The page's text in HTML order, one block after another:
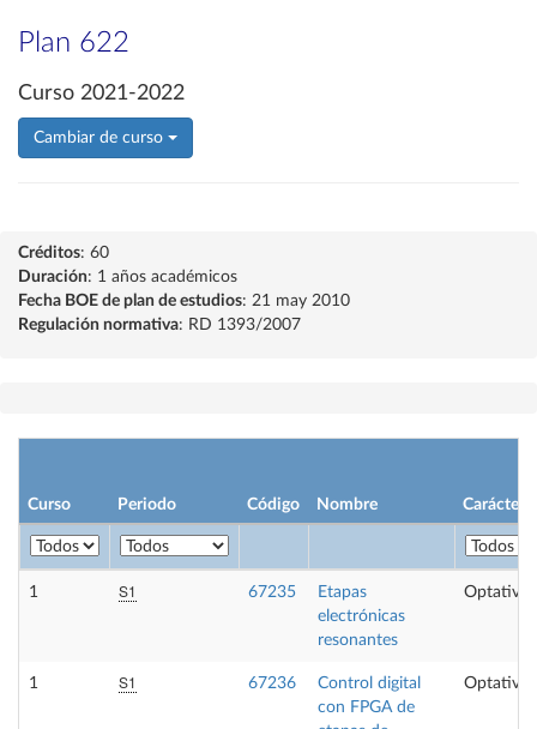
Plan 622
Curso 2021-2022
Cambiar de curso
Créditos: 60
Duración: 1 años académicos
Fecha BOE de plan de estudios: 21 may 2010
Regulación normativa: RD 1393/2007
Curso Periodo Código Nombre Carácter
1 S1 67235
Etapas
electrónicas
resonantes
Optativa
1 S1 67236
Control digital
con FPGA de
Optativa